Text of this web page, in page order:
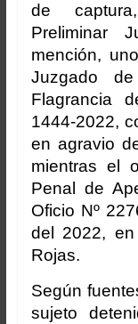
de
Preliminar
mención,
Juzgado de
Flagrancia
1444-2022,
en agravio
mientras el
Penal de
Oficio Nº
del 2022,
Rojas.
Según
sujeto